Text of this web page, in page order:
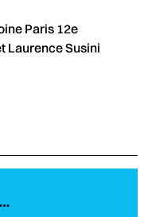
Paris 12e
Laurence Susini